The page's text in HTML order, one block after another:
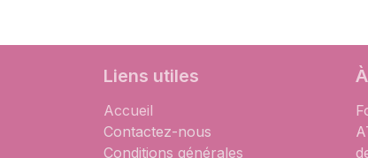
Liens utiles
Accueil
Contactez-nous
Conditions générales